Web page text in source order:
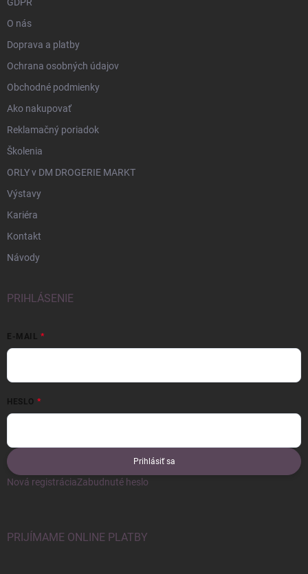
O nás
Doprava a platby
Ochrana osobných údajov
Obchodné podmienky
Ako nakupovať
Reklamačný poriadok
Školenia
ORLY v DM DROGERIE MARKT
Výstavy
Kariéra
Kontakt
Návody
PRIHLÁSENIE
E-MAIL
HESLO
Prihlásiť sa
Nová registráciaZabudnuté heslo
PRIJÍMAME ONLINE PLATBY